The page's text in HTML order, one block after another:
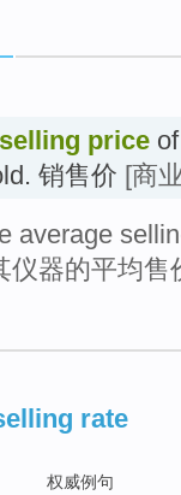
selling price
销售价 [商
average
仪器的平均售
rate
权威例句